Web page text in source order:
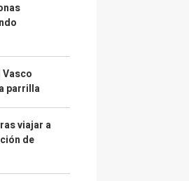
parrilla
viajar a
de